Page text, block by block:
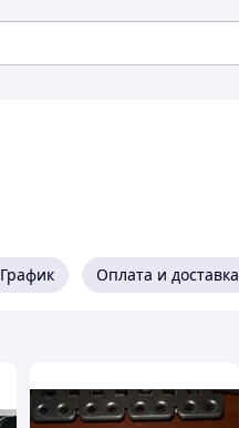
График Оплата и доставка